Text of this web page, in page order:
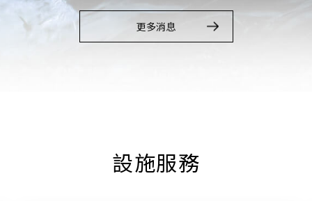
更多消息
設施服務